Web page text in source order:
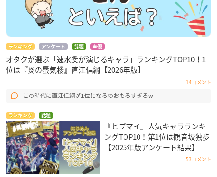
ランキング アンケート 話題 声優
オタクが選ぶ「速水奨が演じるキャラ」ランキングTOP10！1
位は『炎の蜃気楼』直江信綱【2026年版】
14コメント
この時代に直江信綱が1位になるのおもろすぎるw
ランキング 話題
『ヒプマイ』人気キャラランキ
ングTOP10！第1位は観音坂独歩
【2025年版アンケート結果】
53コメント